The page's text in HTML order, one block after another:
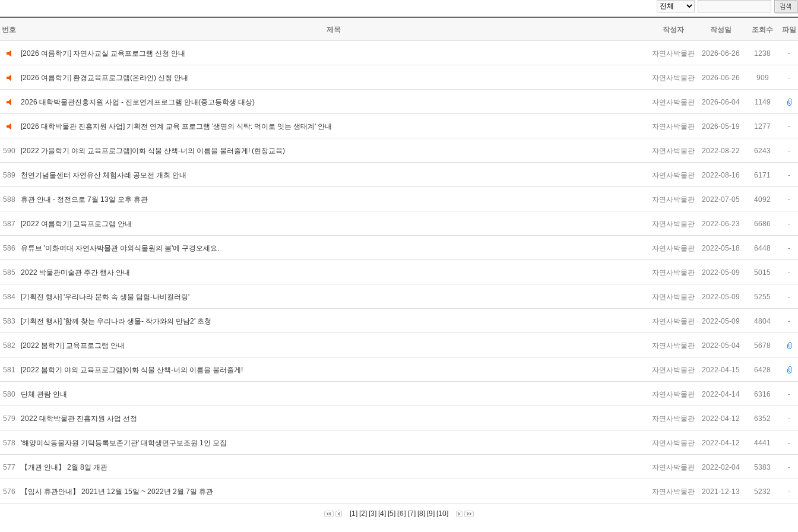
번호 제목 작성자 작성일 조회수 파일
[2026 여름학기] 자연사교실 교육프로그램 신청 안내 자연사박물관 2026-06-26 1238 -
[2026 여름학기] 환경교육프로그램(온라인) 신청 안내 자연사박물관 2026-06-26 909 -
2026 대학박물관진흥지원 사업 - 진로연계프로그램 안내(중고등학생 대상) 자연사박물관 2026-06-04 1149
[2026 대학박물관 진흥지원 사업] 기획전 연계 교육 프로그램 '생명의 식탁: 먹이로 잇는 생태계' 안내 자연사박물관 2026-05-19 1277 -
590 [2022 가을학기 야외 교육프로그램]이화 식물 산책-너의 이름을 불러줄게! (현장교육) 자연사박물관 2022-08-22 6243 -
589 천연기념물센터 자연유산 체험사례 공모전 개최 안내 자연사박물관 2022-08-16 6171 -
588 휴관 안내 - 정전으로 7월 13일 오후 휴관 자연사박물관 2022-07-05 4092 -
587 [2022 여름학기] 교육프로그램 안내 자연사박물관 2022-06-23 6686 -
586 유튜브 '이화여대 자연사박물관 야외식물원의 봄'에 구경오세요. 자연사박물관 2022-05-18 6448 -
585 2022 박물관미술관 주간 행사 안내 자연사박물관 2022-05-09 5015 -
584 [기획전 행사] '우리나라 문화 속 생물 탐험-나비컬러링' 자연사박물관 2022-05-09 5255 -
583 [기획전 행사] '함께 찾는 우리나라 생물- 작가와의 만남2' 초청 자연사박물관 2022-05-09 4804 -
582 [2022 봄학기] 교육프로그램 안내 자연사박물관 2022-05-04 5678
581 [2022 봄학기 야외 교육프로그램]이화 식물 산책-너의 이름을 불러줄게! 자연사박물관 2022-04-15 6428
580 단체 관람 안내 자연사박물관 2022-04-14 6316 -
579 2022 대학박물관 진흥지원 사업 선정 자연사박물관 2022-04-12 6352 -
578 '해양미삭동물자원 기탁등록보존기관' 대학생연구보조원 1인 모집 자연사박물관 2022-04-12 4441 -
577 【개관 안내】 2월 8일 개관 자연사박물관 2022-02-04 5383 -
576 【임시 휴관안내】 2021년 12월 15일 ~ 2022년 2월 7일 휴관 자연사박물관 2021-12-13 5232 -
[1] [2] [3] [4] [5] [6] [7] [8] [9] [10]